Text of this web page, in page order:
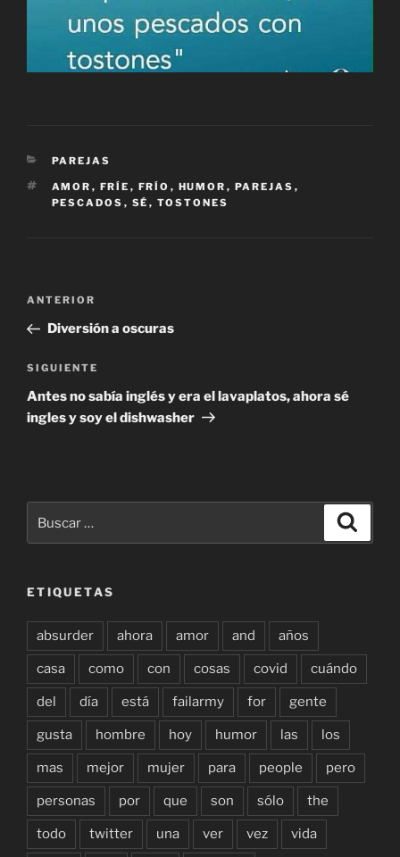
CATEGORÍAS
PAREJAS
ETIQUETAS
AMOR , FRÍE , FRÍO , HUMOR , PAREJAS ,
PESCADOS , SÉ , TOSTONES
Navegación
entradas
Entrada
anterior:
ANTERIOR
Diversión a oscuras
Siguiente
entrada
SIGUIENTE
Antes no sabía inglés y era el lavaplatos, ahora sé
ingles y soy el dishwasher
ETIQUETAS
absurder ahora amor and años
casa como con cosas covid cuándo
del día está failarmy for gente
gusta hombre hoy humor las los
mas mejor mujer para people pero
personas por que son sólo the
todo twitter una ver vez vida